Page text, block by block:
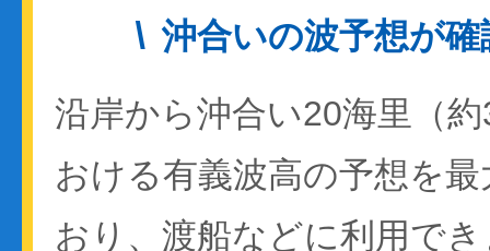
沖合いの波予想が
沿岸から沖合い20海里（
おける有義波高の予想を
おり、渡船などに利用で